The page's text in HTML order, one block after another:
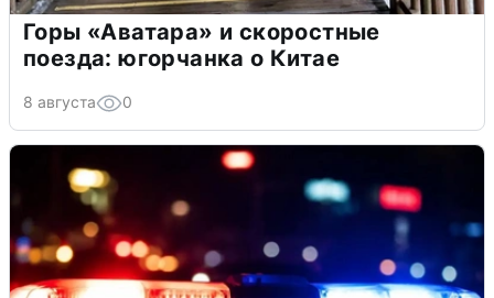
Горы «Аватара» и скоростные
поезда: югорчанка о Китае
8 августа 0